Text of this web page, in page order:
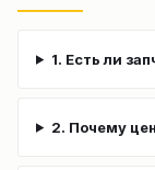
1. Есть ли
2. Почему